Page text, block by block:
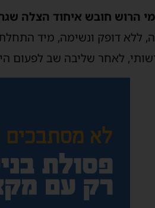
הרוש חובש איחוד הצלה
ללא דופק ונשימה, מיד
לאחר שליבה שב לפעום